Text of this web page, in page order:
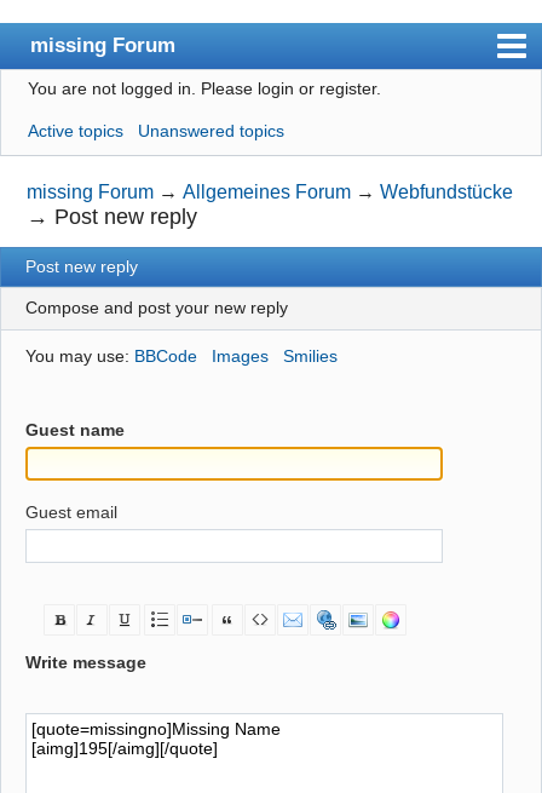
missing Forum
missingno.de
Index
User list
Search
Register
Login
You are not logged in. Please login or register.
Active topics Unanswered topics
missing Forum →Allgemeines Forum →Webfundstücke
→ Post new reply
Post new reply
Compose and post your new reply
You may use: BBCode Images Smilies
Guest name
Guest email
Write message